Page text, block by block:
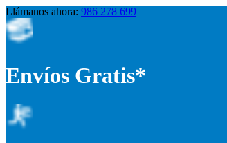
Llámanos ahora: 986 278 699
Envíos Gratis*